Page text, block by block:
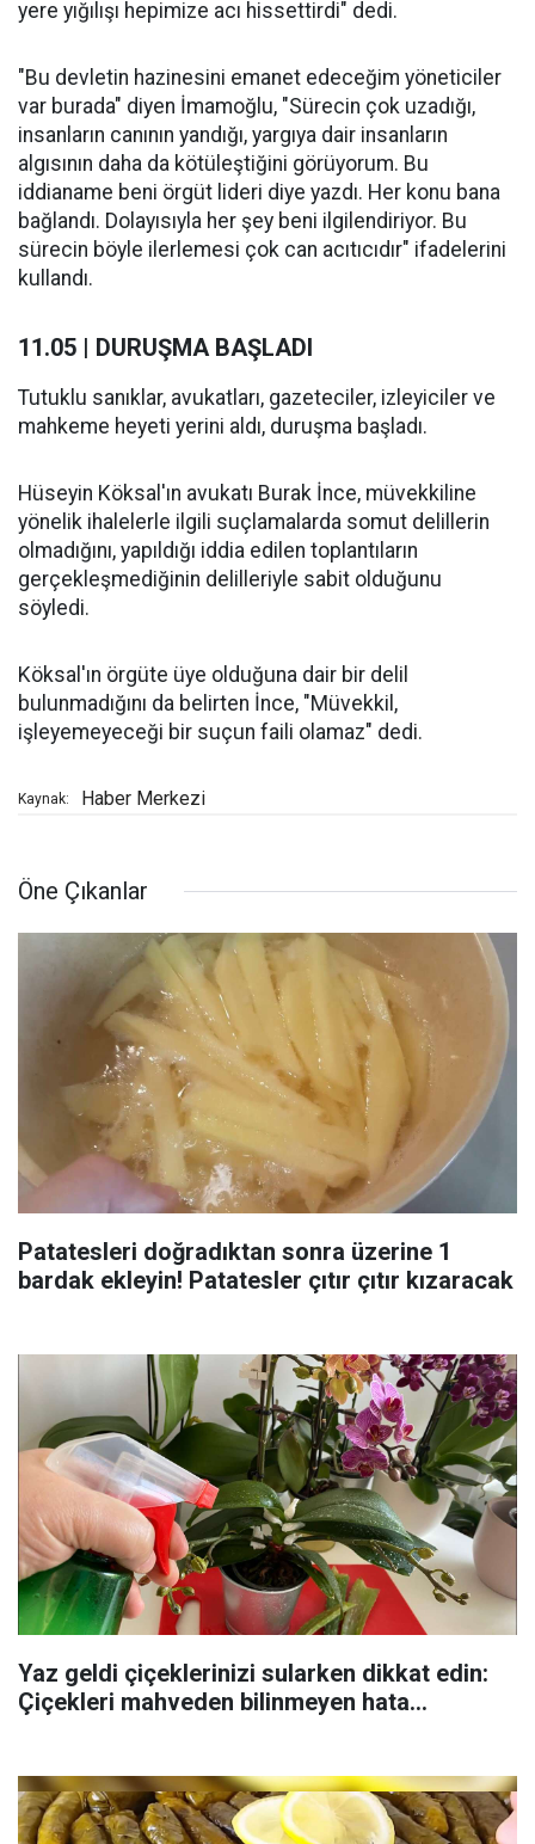
yere yığılışı hepimize acı hissettirdi" dedi.
"Bu devletin hazinesini emanet edeceğim yöneticiler
var burada" diyen İmamoğlu, "Sürecin çok uzadığı,
insanların canının yandığı, yargıya dair insanların
algısının daha da kötüleştiğini görüyorum. Bu
iddianame beni örgüt lideri diye yazdı. Her konu bana
bağlandı. Dolayısıyla her şey beni ilgilendiriyor. Bu
sürecin böyle ilerlemesi çok can acıtıcıdır" ifadelerini
kullandı.
11.05 | DURUŞMA BAŞLADI
Tutuklu sanıklar, avukatları, gazeteciler, izleyiciler ve
mahkeme heyeti yerini aldı, duruşma başladı.
Hüseyin Köksal'ın avukatı Burak İnce, müvekkiline
yönelik ihalelerle ilgili suçlamalarda somut delillerin
olmadığını, yapıldığı iddia edilen toplantıların
gerçekleşmediğinin delilleriyle sabit olduğunu
söyledi.
Köksal'ın örgüte üye olduğuna dair bir delil
bulunmadığını da belirten İnce, "Müvekkil,
işleyemeyeceği bir suçun faili olamaz" dedi.
Kaynak: Haber Merkezi
Öne Çıkanlar
Patatesleri doğradıktan sonra üzerine 1
bardak ekleyin! Patatesler çıtır çıtır kızaracak
Yaz geldi çiçeklerinizi sularken dikkat edin:
Çiçekleri mahveden bilinmeyen hata...